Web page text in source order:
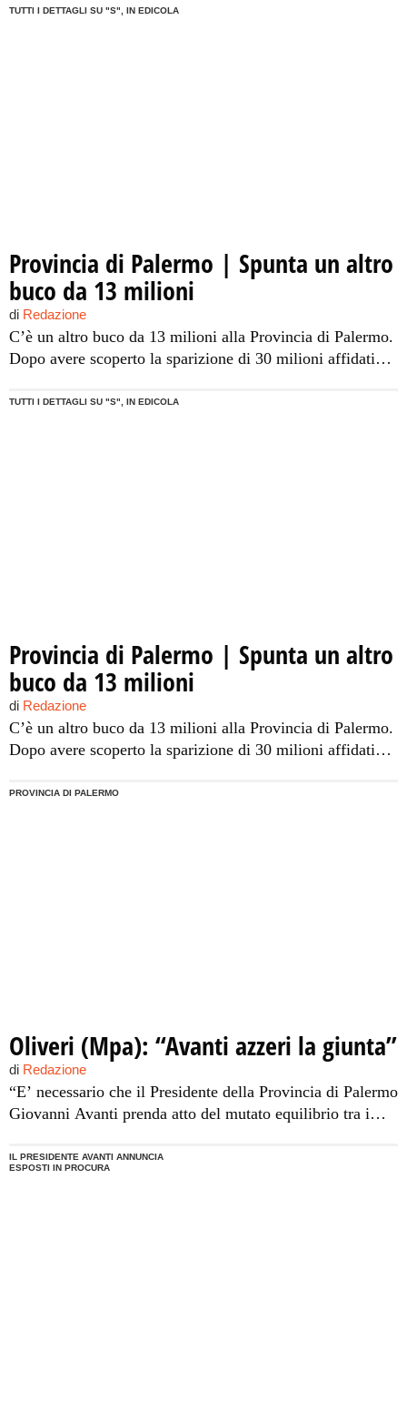
TUTTI I DETTAGLI SU "S", IN EDICOLA
Provincia di Palermo | Spunta un altro
buco da 13 milioni
di Redazione
C’è un altro buco da 13 milioni alla Provincia di Palermo.
Dopo avere scoperto la sparizione di 30 milioni affidati
oggi guidata da Giovanni Avanti stanno passando i
TUTTI I DETTAGLI SU "S", IN EDICOLA
Provincia di Palermo | Spunta un altro
buco da 13 milioni
di Redazione
C’è un altro buco da 13 milioni alla Provincia di Palermo.
Dopo avere scoperto la sparizione di 30 milioni affidati
oggi guidata da Giovanni Avanti stanno passando i
PROVINCIA DI PALERMO
Oliveri (Mpa): “Avanti azzeri la giunta”
di Redazione
“E’ necessario che il Presidente della Provincia di Palermo
Giovanni Avanti prenda atto del mutato equilibrio tra i
sua Giunta”. Lo afferma Sandro Oliveri, Coordinatore
IL PRESIDENTE AVANTI ANNUNCIA
ESPOSTI IN PROCURA